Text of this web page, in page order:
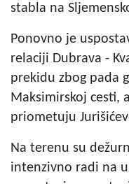
stabla na
Ponovno je
relaciji Dubrava -
prekidu zbog pada
Maksimirskoj cesti,
priometuju
Na terenu su
intenzivno radi na